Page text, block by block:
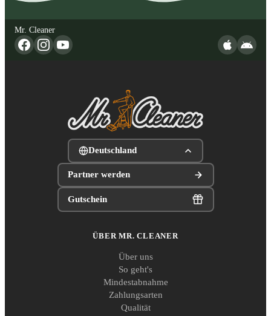
Mr. Cleaner
Deutschland
Partner werden
Gutschein
ÜBER MR. CLEANER
Über uns
So geht's
Mindestabnahme
Zahlungsarten
Qualität